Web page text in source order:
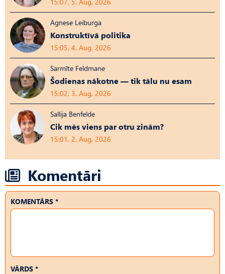
Agnese Leiburga
Konstruktīvā politika
15:05, 4. Aug, 2026
Sarmīte Feldmane
Šodienas nākotne — tik tālu nu esam
15:02, 3. Aug, 2026
Sallija Benfelde
Cik mēs viens par otru zinām?
15:01, 2. Aug, 2026
Komentāri
KOMENTĀRS *
VĀRDS *